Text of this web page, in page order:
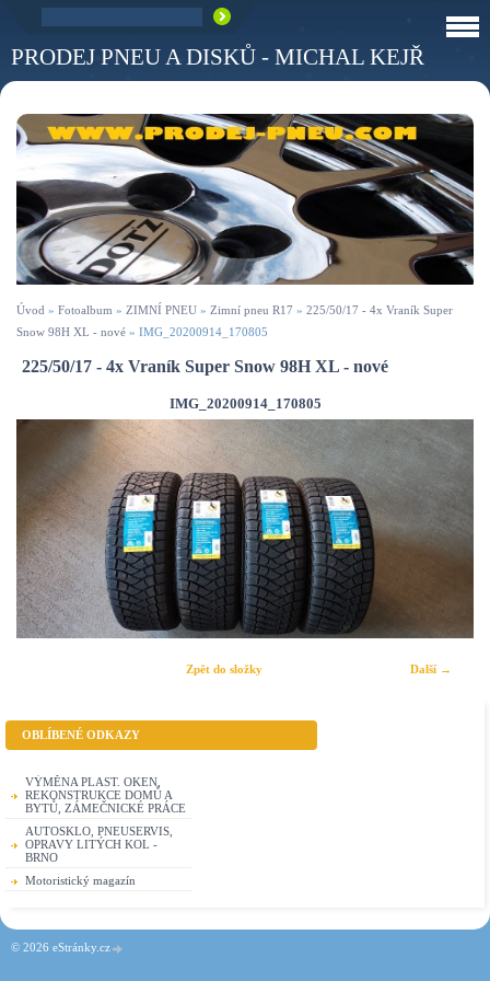
PRODEJ PNEU A DISKŮ - MICHAL KEJŘ
Úvod » Fotoalbum » ZIMNÍ PNEU » Zimní pneu R17 » 225/50/17 - 4x Vraník Super
Snow 98H XL - nové » IMG_20200914_170805
225/50/17 - 4x Vraník Super Snow 98H XL - nové
IMG_20200914_170805
Další →
Zpět do složky
OBLÍBENÉ ODKAZY
VÝMĚNA PLAST. OKEN,
REKONSTRUKCE DOMŮ A
BYTŮ, ZÁMEČNICKÉ PRÁCE
AUTOSKLO, PNEUSERVIS,
OPRAVY LITÝCH KOL -
BRNO
Motoristický magazín
© 2026 eStránky.cz